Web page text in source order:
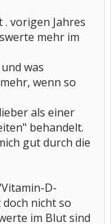
vorigen Jahres
mehr im
was
wenn so
als einer
behandelt.
gut durch die
D-
doch nicht so
im Blut sind